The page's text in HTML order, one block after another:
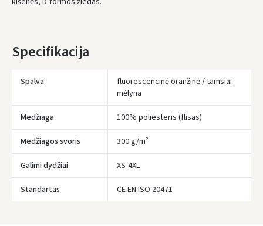
Specifikacija
Spalva
fluorescencinė oranžinė / tamsiai
mėlyna
Medžiaga 100% poliesteris (flisas)
Medžiagos svoris 300 g/m²
Galimi dydžiai XS-4XL
Standartas CE EN ISO 20471
Pamiršote slaptažodį?
ARBA
Facebook
Google